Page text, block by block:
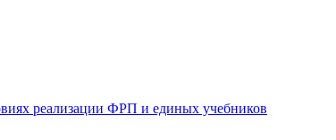
реализации ФРП и единых учебников